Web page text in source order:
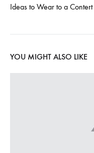
navigation
Ideas to Wear to a Contert
YOU MIGHT ALSO LIKE